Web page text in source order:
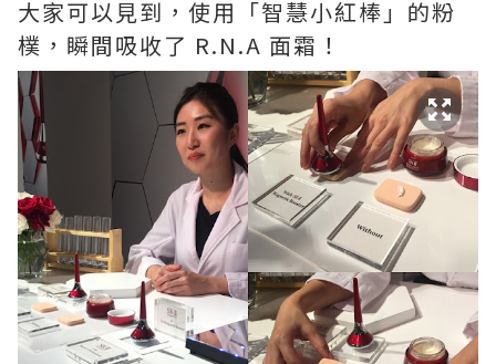
大家可以見到，使用「智慧小紅棒」的粉
樸，瞬間吸收了 R.N.A 面霜！